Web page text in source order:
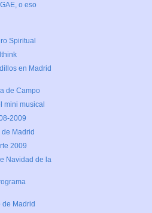
o eso
Spiritual
en Madrid
de Campo
mini musical
2009
Madrid
2009
Navidad de la
de Madrid